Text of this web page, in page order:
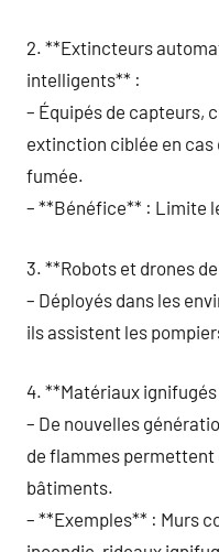
2. **Extincteurs
intelligents** :
– Équipés de capteurs,
extinction ciblée en
fumée.
– **Bénéfice** : Limite
3. **Robots et drones
– Déployés dans les
ils assistent les
4. **Matériaux
– De nouvelles
de flammes permettent
bâtiments.
– **Exemples** : Murs